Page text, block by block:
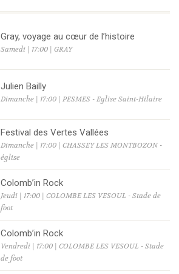
Gray, voyage au cœur de l’histoire
Samedi | 17:00 | GRAY
Julien Bailly
Dimanche | 17:00 | PESMES - Eglise Saint-Hilaire
Festival des Vertes Vallées
Dimanche | 17:00 | CHASSEY LES MONTBOZON -
église
Colomb’in Rock
Jeudi | 17:00 | COLOMBE LES VESOUL - Stade de
foot
Colomb’in Rock
Vendredi | 17:00 | COLOMBE LES VESOUL - Stade
de foot